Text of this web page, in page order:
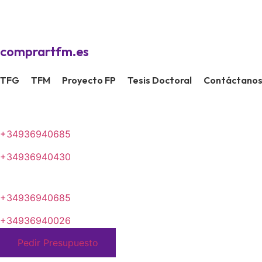
comprartfm.es
TFG TFM Proyecto FP Tesis Doctoral Contáctanos
+34936940685
+34936940430
+34936940685
+34936940026
Pedir Presupuesto